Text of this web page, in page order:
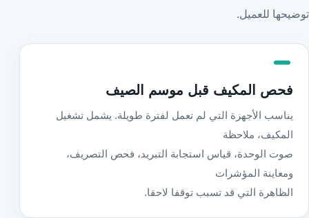
توضيحها للعميل.
فحص المكيف قبل موسم الصيف
يناسب الأجهزة التي لم تعمل لفترة طويلة. يشمل تشغيل
المكيف، ملاحظة
صوت الوحدة، قياس استجابة التبريد، فحص التصريف،
ومعاينة المؤشرات
الظاهرة التي قد تسبب توقفا لاحقا.